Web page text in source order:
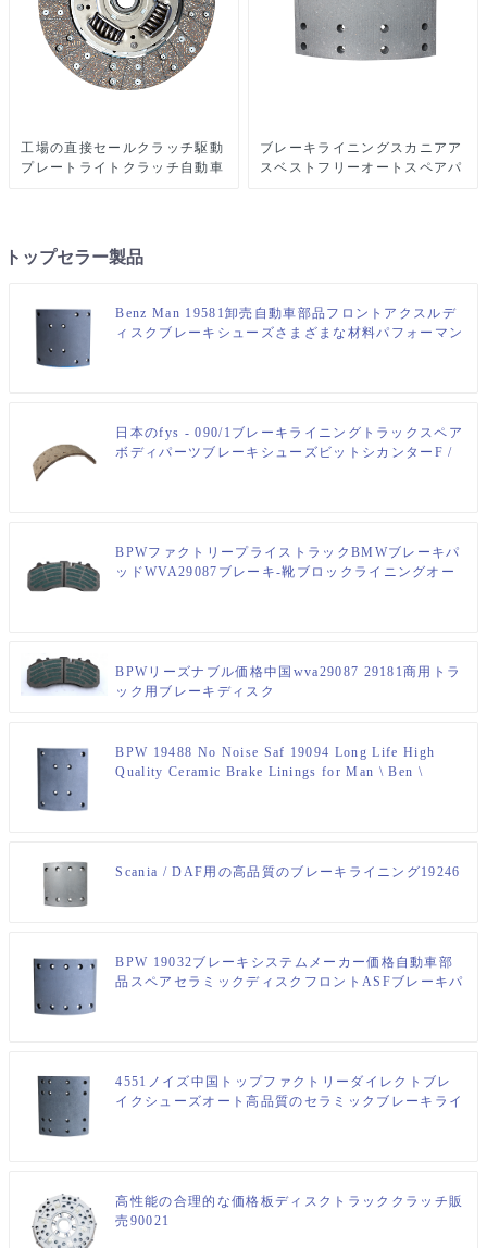
工場の直接セールクラッチ駆動
プレートライトクラッチ自動車
ブレーキライニングスカニアア
スベストフリーオートスペアパ
トップセラー製品
Benz Man 19581卸売自動車部品フロントアクスルデ
ィスクブレーキシューズさまざまな材料パフォーマン
日本のfys - 090/1ブレーキライニングトラックスペア
ボディパーツブレーキシューズビットシカンターF /
BPWファクトリープライストラックBMWブレーキパ
ッドWVA29087ブレーキ-靴ブロックライニングオー
BPWリーズナブル価格中国wva29087 29181商用トラ
ック用ブレーキディスク
BPW 19488 No Noise Saf 19094 Long Life High
Quality Ceramic Brake Linings for Man \ Ben \
Scania / DAF用の高品質のブレーキライニング19246
BPW 19032ブレーキシステムメーカー価格自動車部
品スペアセラミックディスクフロントASFブレーキパ
4551ノイズ中国トップファクトリーダイレクトブレ
イクシューズオート高品質のセラミックブレーキライ
高性能の合理的な価格板ディスクトラッククラッチ販
売90021